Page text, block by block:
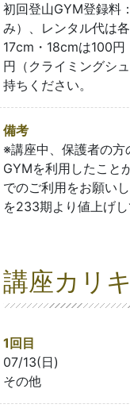
初回登山GYM登録料
み）、レンタル代は
17cm・18cmは100
円（クライミングシ
持ちください。
備考
※講座中、保護者の
GYMを利用したこと
でのご利用をお願い
を233期より値上げし
講座カリ
1回目
07/13(日)
その他